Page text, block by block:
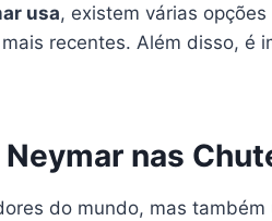
usa, existem várias
recentes. Além disso,
nas
do mundo, mas